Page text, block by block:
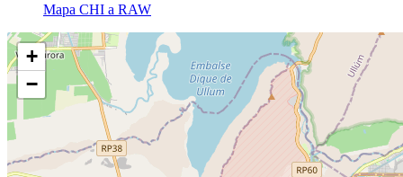
Mapa CHI a RAW
+
−